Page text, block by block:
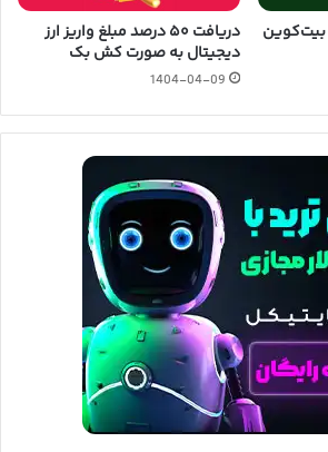
دریافت ۵۰ درصد مبلغ واریز ارز
دیجیتال به صورت کش بک
1404-04-09